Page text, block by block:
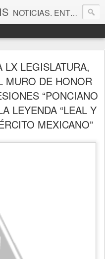
NOTICIAS. ENTRETENIMIENTO. EDITORIALES. CANAL DE VÍDEOS. GALERÍA DE FOTOGRAFÍAS.
LX LEGISLATURA,
MURO DE HONOR
“PONCIANO
LEYENDA “LEAL Y
MEXICANO”